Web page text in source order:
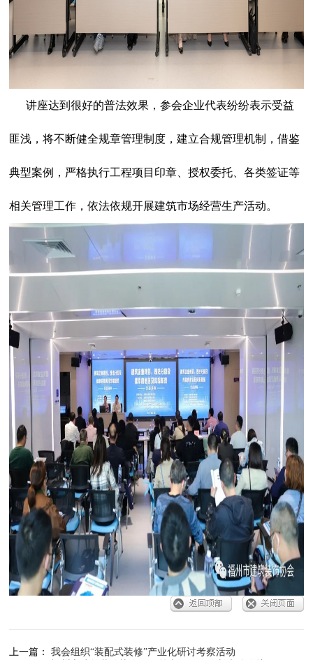
讲座达到很好的普法效果，参会企业代表纷纷表示受益
匪浅，将不断健全规章管理制度，建立合规管理机制，借鉴
典型案例，严格执行工程项目印章、授权委托、各类签证等
相关管理工作，依法依规开展建筑市场经营生产活动。
上一篇：
我会组织“装配式装修”产业化研讨考察活动